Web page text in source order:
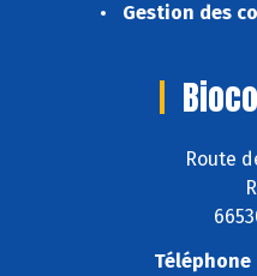
Gestion des
Route
Téléphone